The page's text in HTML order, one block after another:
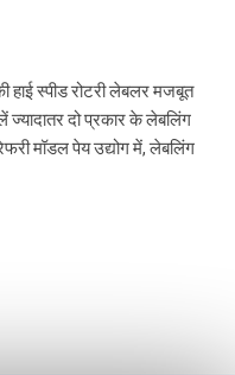
स्पीड रोटरी लेबलर मजबूत
ज्यादातर दो प्रकार के लेबलिंग
मॉडल पेय उद्योग में, लेबलिंग